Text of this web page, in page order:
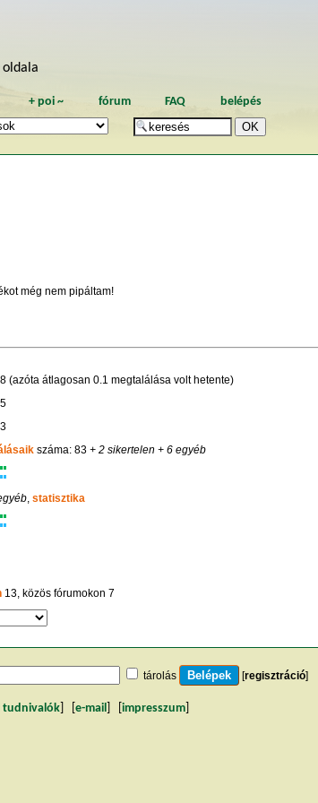
oldala
+ poi~ fórum FAQ belépés
még nem pipáltam!
(azóta átlagosan 0.1 megtalálása volt hetente)
száma: 83+ 2 sikertelen + 6 egyéb
, statisztika
13, közös fórumokon 7
tárolás [regisztráció]
tudnivalók e-mail impresszum